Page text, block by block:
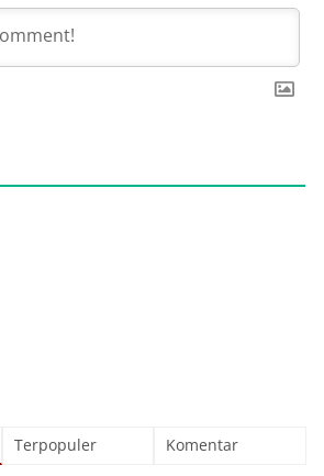
Terpopuler Komentar